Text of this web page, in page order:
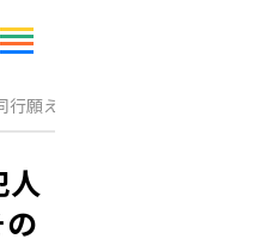
願えますか？」その後判明した
人